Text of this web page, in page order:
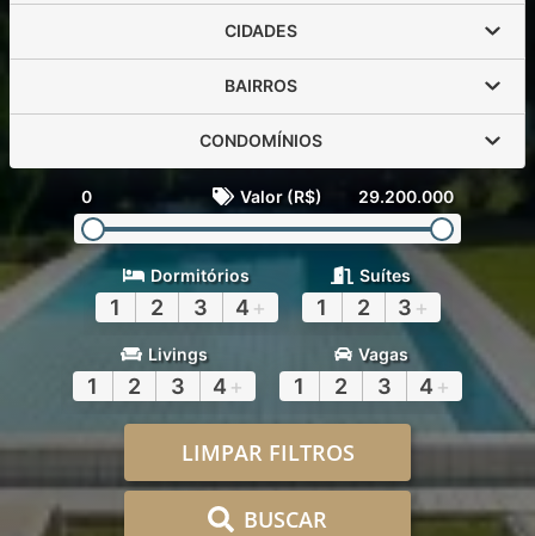
CIDADES
BAIRROS
CONDOMÍNIOS
0 Valor (R$) 29.200.000
Dormitórios
1 2 3 4 +
Suítes
1 2 3 +
Livings
1 2 3 4 +
Vagas
1 2 3 4 +
LIMPAR FILTROS
BUSCAR